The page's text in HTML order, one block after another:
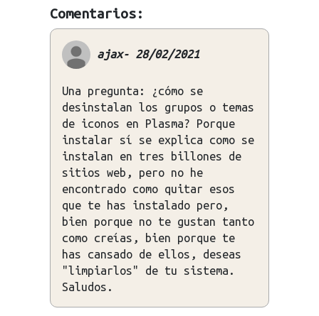
Comentarios:
ajax- 28/02/2021
Una pregunta: ¿cómo se
desinstalan los grupos o temas
de iconos en Plasma? Porque
instalar sí se explica como se
instalan en tres billones de
sitios web, pero no he
encontrado como quitar esos
que te has instalado pero,
bien porque no te gustan tanto
como creías, bien porque te
has cansado de ellos, deseas
"limpiarlos" de tu sistema.
Saludos.